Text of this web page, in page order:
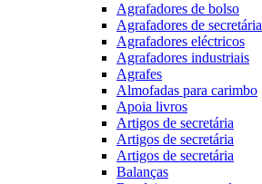
Agrafadores de bolso
Agrafadores de secretária
Agrafadores eléctricos
Agrafadores industriais
Agrafes
Almofadas para carimbo
Apoia livros
Artigos de secretária
Artigos de secretária
Artigos de secretária
Balanças